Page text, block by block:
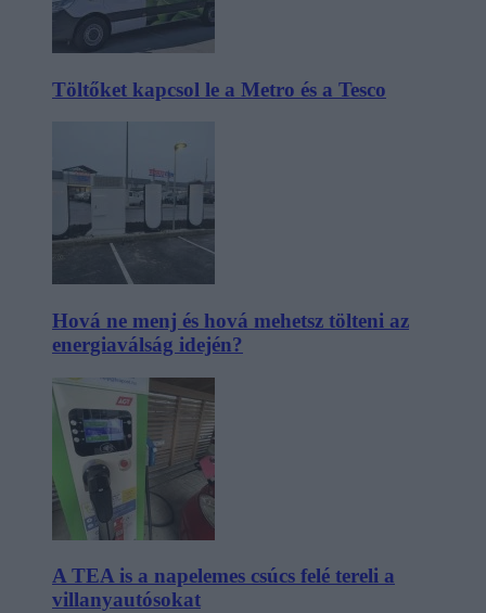
Töltőket kapcsol le a Metro és a Tesco
Hová ne menj és hová mehetsz tölteni az
energiaválság idején?
A TEA is a napelemes csúcs felé tereli a
villanyautósokat